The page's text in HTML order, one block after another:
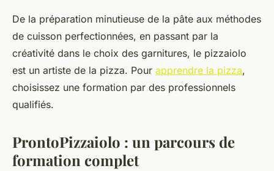
De la préparation minutieuse de la pâte aux méthodes
de cuisson perfectionnées, en passant par la
créativité dans le choix des garnitures, le pizzaiolo
est un artiste de la pizza. Pour apprendre la pizza,
choisissez une formation par des professionnels
qualifiés.
ProntoPizzaiolo : un parcours de
formation complet